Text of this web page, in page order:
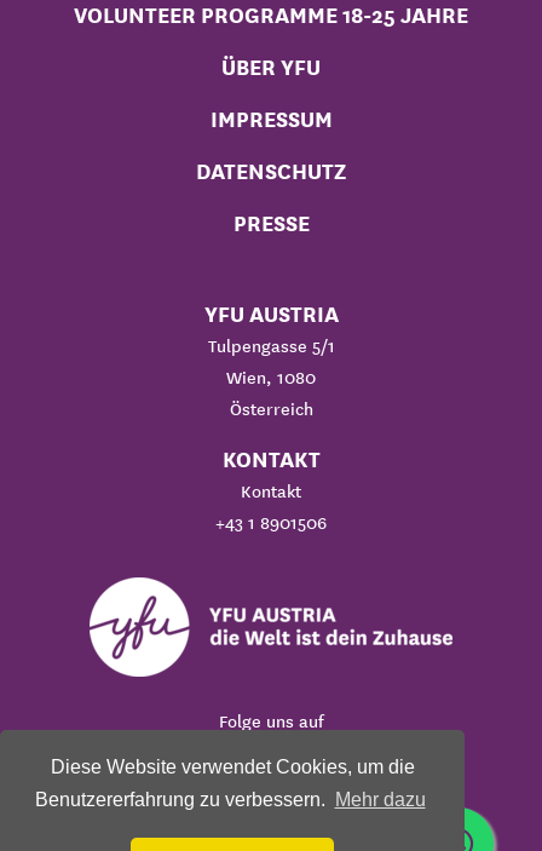
Diese Website verwendet Cookies, um die
Benutzererfahrung zu verbessern.
Mehr dazu
VOLUNTEER PROGRAMME 18-25 JAHRE
ÜBER YFU
IMPRESSUM
DATENSCHUTZ
PRESSE
YFU AUSTRIA
Tulpengasse 5/1
Wien, 1080
Österreich
KONTAKT
Kontakt
+43 1 8901506
Folge uns auf
Youth For Understanding ist eine gemeinnützige